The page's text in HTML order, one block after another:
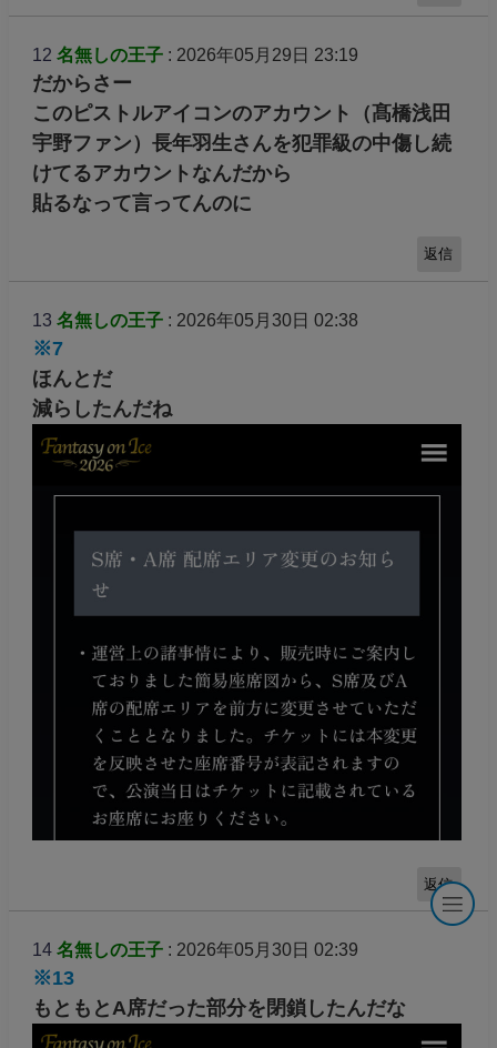
12 名無しの王子: 2026年05月29日 23:19
だからさー
このピストルアイコンのアカウント（髙橋浅田
宇野ファン）長年羽生さんを犯罪級の中傷し続
けてるアカウントなんだから
貼るなって言ってんのに
返信
13 名無しの王子: 2026年05月30日 02:38
※7
ほんとだ
減らしたんだね
返信
14 名無しの王子: 2026年05月30日 02:39
※13
もともとA席だった部分を閉鎖したんだな